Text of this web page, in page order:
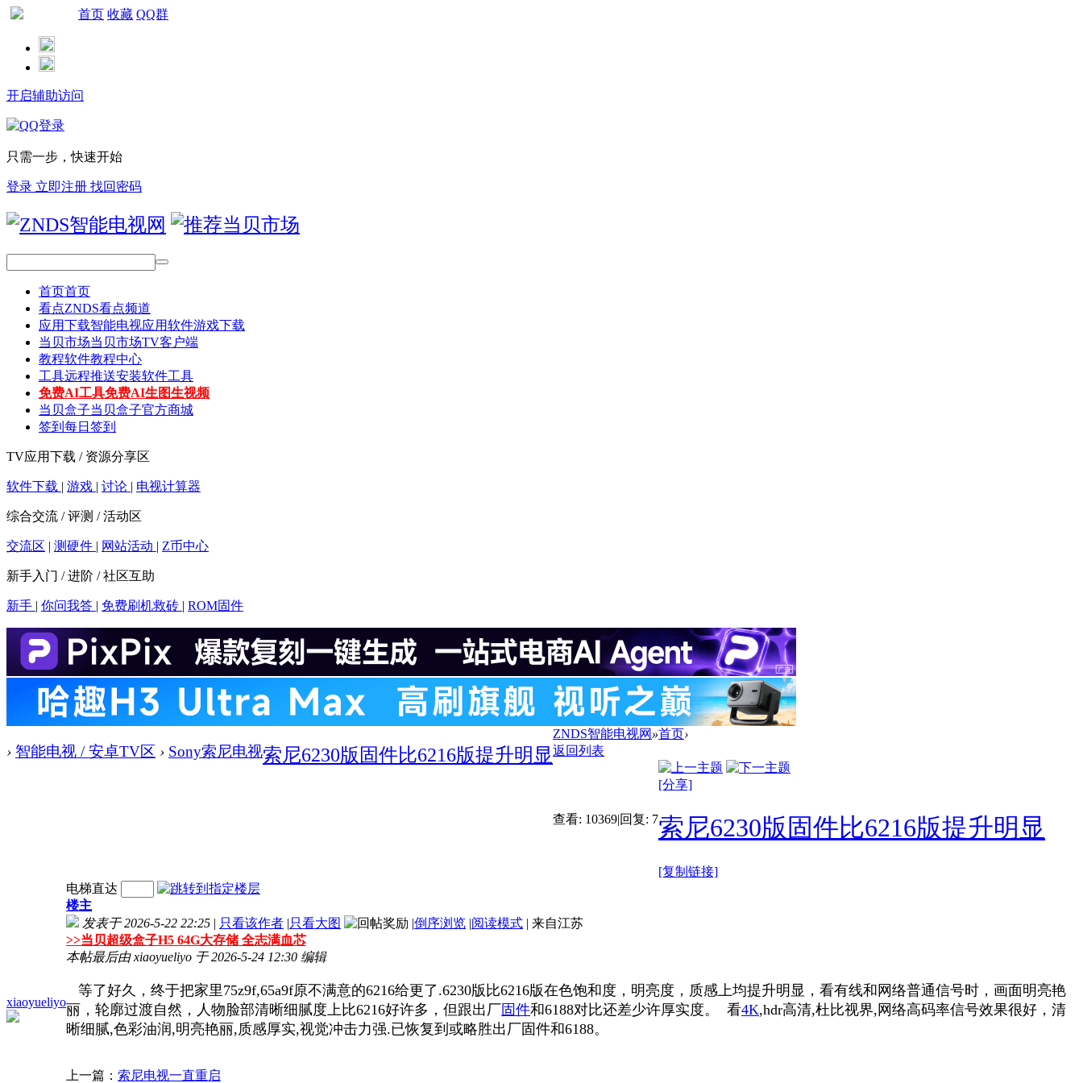
首页 收藏 QQ群
开启辅助访问
只需一步，快速开始
登录 立即注册 找回密码
首页首页
看点ZNDS看点频道
应用下载智能电视应用软件游戏下载
当贝市场当贝市场TV客户端
教程软件教程中心
工具远程推送安装软件工具
免费AI工具免费AI生图生视频
当贝盒子当贝盒子官方商城
签到 每日签到
TV应用下载 / 资源分享区
软件下载 | 游戏 | 讨论 | 电视计算器
综合交流 / 评测 / 活动区
交流区 | 测硬件 | 网站活动 | Z币中心
新手入门 / 进阶 / 社区互助
新手 | 你问我答 | 免费刷机救砖 | ROM固件
ZNDS智能电视网 »首页
› 智能电视 / 安卓TV区 › Sony索尼电视
›
索尼6230版固件比6216版提升明显返回列表
查看: 10369|回复: 7
[分享]
索尼6230版固件比6216版提升明显
[复制链接]
xiaoyueliyo
电梯直达
楼主
发表于 2026-5-22 22:25 | 只看该作者 |只看大图 |倒序浏览 |阅读模式 | 来自江苏
>>当贝超级盒子H5 64G大存储 全志满血芯
本帖最后由 xiaoyueliyo 于 2026-5-24 12:30 编辑
等了好久，终于把家里75z9f,65a9f原不满意的6216给更了.6230版比6216版在色饱和度，明亮度，质感上均提升明显，看有线和网络普通信号时，画面明亮艳
丽，轮廓过渡自然，人物脸部清晰细腻度上比6216好许多，但跟出厂固件和6188对比还差少许厚实度。 看4K,hdr高清,杜比视界,网络高码率信号效果很好，清
晰细腻,色彩油润,明亮艳丽,质感厚实,视觉冲击力强.已恢复到或略胜出厂固件和6188。
上一篇： 索尼电视一直重启